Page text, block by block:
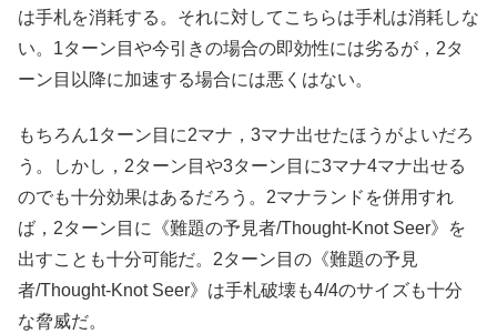
は手札を消耗する。それに対してこちらは手札は消耗しな
い。1ターン目や今引きの場合の即効性には劣るが，2タ
ーン目以降に加速する場合には悪くはない。
もちろん1ターン目に2マナ，3マナ出せたほうがよいだろ
う。しかし，2ターン目や3ターン目に3マナ4マナ出せる
のでも十分効果はあるだろう。2マナランドを併用すれ
ば，2ターン目に《難題の予見者/Thought-Knot Seer》を
出すことも十分可能だ。2ターン目の《難題の予見
者/Thought-Knot Seer》は手札破壊も4/4のサイズも十分
な脅威だ。